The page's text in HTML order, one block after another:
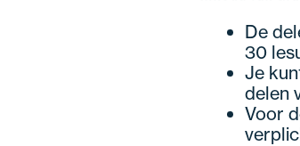
De
30
Je
delen
Voor